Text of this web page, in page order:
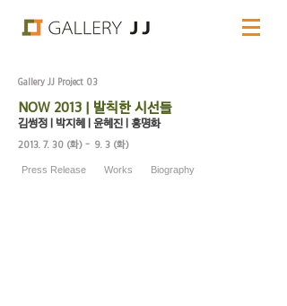
Gallery JJ Project 03
NOW 2013 | 발칙한 시선들
김썽정 | 박지혜 | 윤혜진 | 홍명화
2013. 7. 30 (화) - 9. 3 (화)
Press Release Works Biography